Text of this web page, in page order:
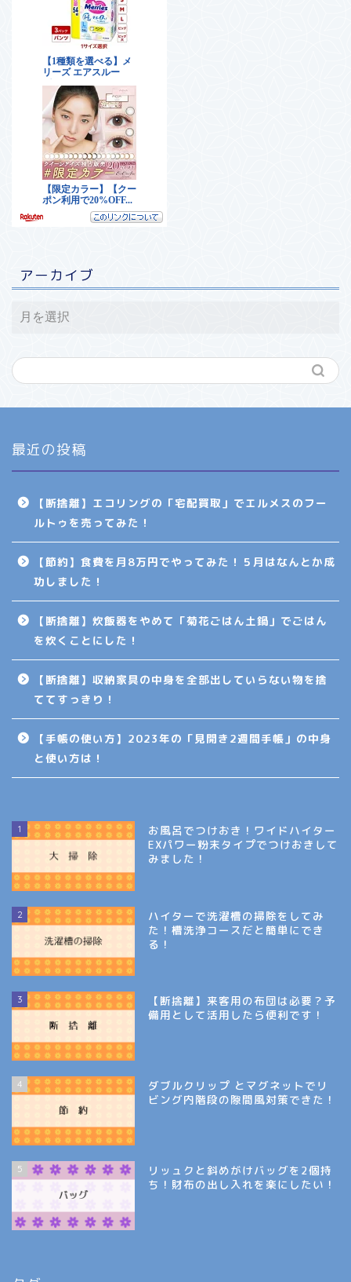
アーカイブ
最近の投稿
【断捨離】エコリングの「宅配買取」でエルメスのフー
ルトゥを売ってみた！
【節約】食費を月8万円でやってみた！５月はなんとか成
功しました！
【断捨離】炊飯器をやめて「菊花ごはん土鍋」でごはん
を炊くことにした！
【断捨離】収納家具の中身を全部出していらない物を捨
ててすっきり！
【手帳の使い方】2023年の「見開き2週間手帳」の中身
と使い方は！
1
お風呂でつけおき！ワイドハイター
EXパワー粉末タイプでつけおきして
みました！
2
ハイターで洗濯槽の掃除をしてみ
た！槽洗浄コースだと簡単にでき
る！
3
【断捨離】来客用の布団は必要？予
備用として活用したら便利です！
4
ダブルクリップ とマグネットでリ
ビング内階段の隙間風対策できた！
5
リッュクと斜めがけバッグを2個持
ち！財布の出し入れを楽にしたい！